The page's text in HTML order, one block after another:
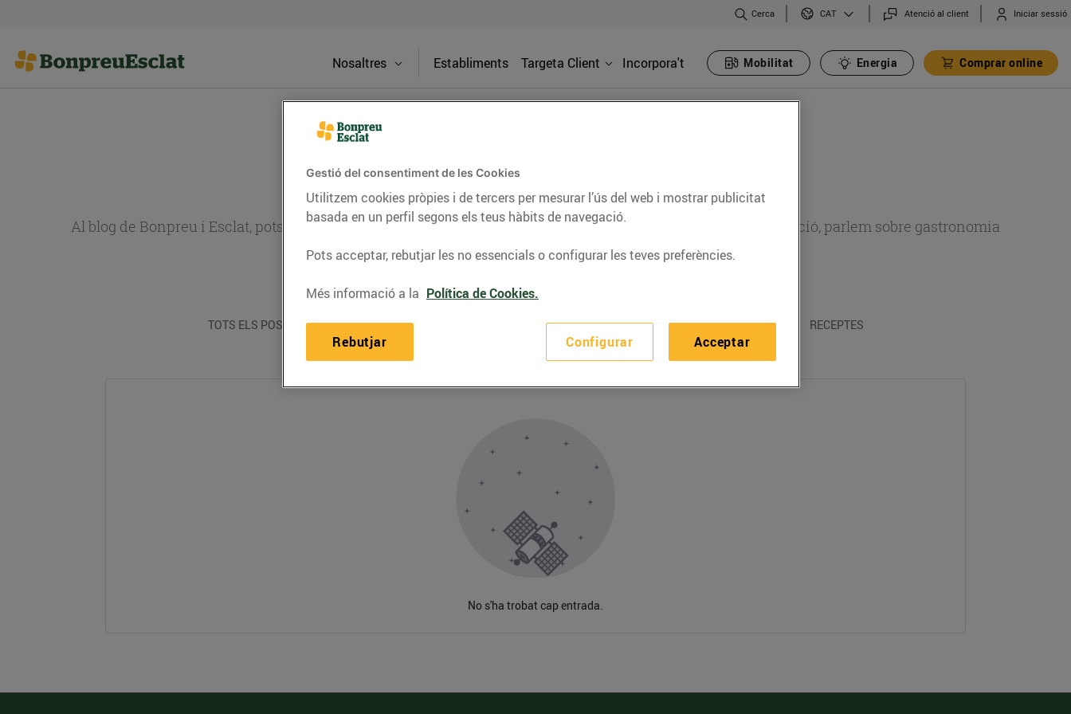
Cerca CAT Atenció al client Iniciar sessió
Nosaltres Establiments Targeta Client Incorpora't Mobilitat Energia Comprar online
BLOG
Al blog de Bonpreu i Esclat, pots trobar receptes, consells nutricionals, informació d’actualitat sobre alimentació, parlem sobre gastronomia
del nostre territori i molts altres temes.
TOTS ELS POSTS ACTUALITAT CONSELLS I HÀBITS SALUDABLES ENERGIA GASTRONOMIA I TRADICIONS RECEPTES
No s'ha trobat cap entrada.
Gestió del consentiment de les Cookies
Utilitzem cookies pròpies i de tercers per mesurar l’ús del web i mostrar publicitat
basada en un perfil segons els teus hàbits de navegació.
Pots acceptar, rebutjar les no essencials o configurar les teves preferències.
Més informació a la Política de Cookies.
Configurar
Rebutjar Acceptar